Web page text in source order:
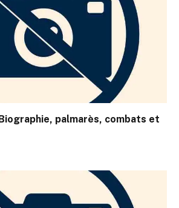
palmarès, combats et